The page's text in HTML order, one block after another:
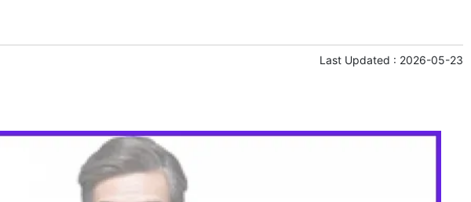
Last Updated : 2026-05-23